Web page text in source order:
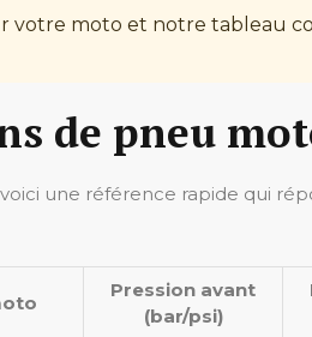
votre moto et notre tableau
de pneu
une référence rapide qui
Pression avant
(bar/psi)